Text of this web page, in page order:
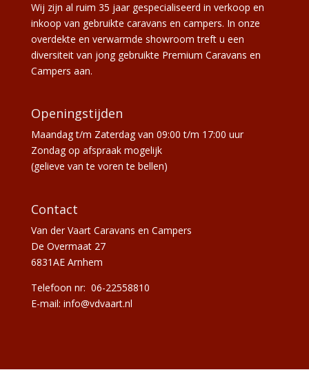
Wij zijn al ruim 35 jaar gespecialiseerd in verkoop en
inkoop van gebruikte caravans en campers. In onze
overdekte en verwarmde showroom treft u een
diversiteit van jong gebruikte Premium Caravans en
Campers aan.
Openingstijden
Maandag t/m Zaterdag van 09:00 t/m 17:00 uur
Zondag op afspraak mogelijk
(gelieve van te voren te bellen)
Contact
Van der Vaart Caravans en Campers
De Overmaat 27
6831AE Arnhem
Telefoon nr: 06-22558810
E-mail: info@vdvaart.nl